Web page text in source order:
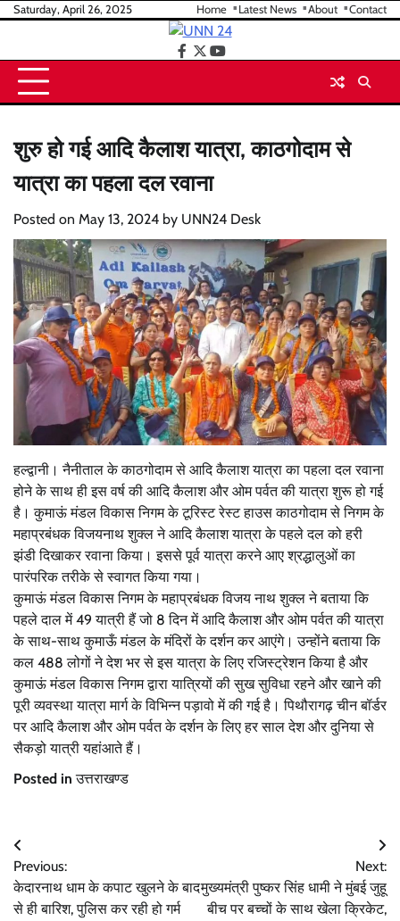
SkipSaturday, April 26, 2025 Home Latest News About Contact
facebook
twitteryoutube
शुरु हो गई आदि कैलाश यात्रा, काठगोदाम से
यात्रा का पहला दल रवाना
Posted on May 13, 2024 by UNN24 Desk
हल्द्वानी। नैनीताल के काठगोदाम से आदि कैलाश यात्रा का पहला दल रवाना
होने के साथ ही इस वर्ष की आदि कैलाश और ओम पर्वत की यात्रा शुरू हो गई
है। कुमाऊं मंडल विकास निगम के टूरिस्ट रेस्ट हाउस काठगोदाम से निगम के
महाप्रबंधक विजयनाथ शुक्ल ने आदि कैलाश यात्रा के पहले दल को हरी
झंडी दिखाकर रवाना किया। इससे पूर्व यात्रा करने आए श्रद्धालुओं का
पारंपरिक तरीके से स्वागत किया गया।
कुमाऊं मंडल विकास निगम के महाप्रबंधक विजय नाथ शुक्ल ने बताया कि
पहले दाल में 49 यात्री हैं जो 8 दिन में आदि कैलाश और ओम पर्वत की यात्रा
के साथ-साथ कुमाऊँ मंडल के मंदिरों के दर्शन कर आएंगे। उन्होंने बताया कि
कल 488 लोगों ने देश भर से इस यात्रा के लिए रजिस्ट्रेशन किया है और
कुमाऊं मंडल विकास निगम द्वारा यात्रियों की सुख सुविधा रहने और खाने की
पूरी व्यवस्था यात्रा मार्ग के विभिन्न पड़ावो में की गई है। पिथौरागढ़ चीन बॉर्डर
पर आदि कैलाश और ओम पर्वत के दर्शन के लिए हर साल देश और दुनिया से
सैकड़ो यात्री यहांआते हैं।
Posted inउत्तराखण्ड
Post
navigation
Previous:
केदारनाथ धाम के कपाट खुलने के बाद
से ही बारिश, पुलिस कर रही हो गर्म
Next:
मुख्यमंत्री पुष्कर सिंह धामी ने मुंबई जुहू
बीच पर बच्चों के साथ खेला क्रिकेट,